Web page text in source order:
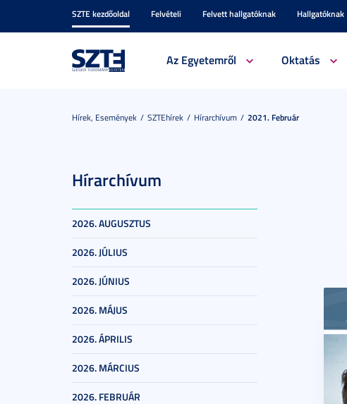
SZTE kezdőoldal Felvételi Felvett hallgatóknak Hallgatóknak
Az Egyetemről Oktatás
Hírek, Események SZTEhírek Hírarchívum 2021. Február
Hírarchívum
2026. AUGUSZTUS
2026. JÚLIUS
2026. JÚNIUS
2026. MÁJUS
2026. ÁPRILIS
2026. MÁRCIUS
2026. FEBRUÁR